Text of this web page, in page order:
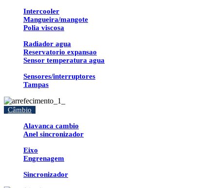
Intercooler
Mangueira/mangote
Polia viscosa
Radiador agua
Reservatorio expansao
Sensor temperatura agua
Sensores/interruptores
Tampas
Câmbio
Alavanca cambio
Anel sincronizador
Eixo
Engrenagem
Sincronizador